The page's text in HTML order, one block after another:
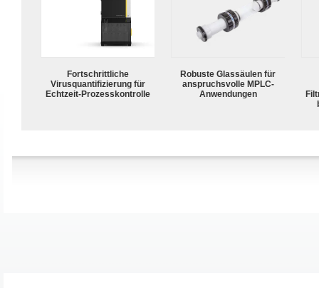
Fortschrittliche
Virusquantifizierung für
Echtzeit-Prozesskontrolle
Robuste Glassäulen für
anspruchsvolle MPLC-
Anwendungen